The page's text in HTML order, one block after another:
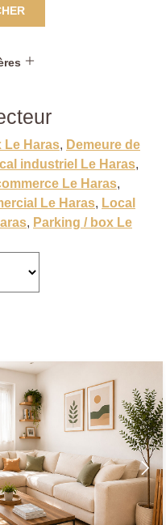
Le Haras, Demeure de
industriel Le Haras,
Le Haras,
Le Haras, Local
, Parking / box Le